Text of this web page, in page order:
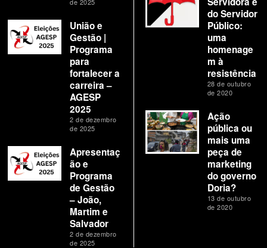
União e
Gestão |
Programa
para
fortalecer a
carreira –
AGESP
2025
2 de dezembro
de 2025
Apresentaç
ão e
Programa
de Gestão
– João,
Martim e
Salvador
2 de dezembro
de 2025
do Servidor
Público:
uma
homenage
m à
resistência
28 de outubro
de 2020
Ação
pública ou
mais uma
peça de
marketing
do governo
Doria?
13 de outubro
de 2020